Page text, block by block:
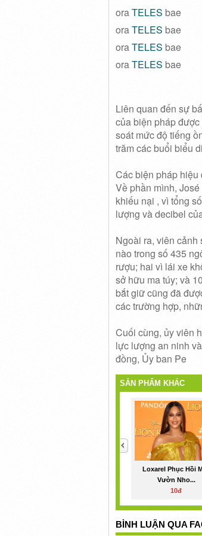
oraTELES bae
oraTELES bae
oraTELES bae
oraTELES bae
Liên quan đến sự
của biện pháp
soát mức độ tiếng
trăm các buổi biểu
Các biện pháp hiệu
Về phần mình,
khiếu nại , vì tổng
lượng và decibel
Ngoài ra, viên
nào trong số 435
rượu; hai vì lái xe
sở hữu ma túy; và
bắt giữ cũng đã
các trường hợp,
Cuối cùng, ủy viên
lực lượng an ninh
đồng, Ủy ban Pe
SẢN PHẨM KHÁC
Loxarel Phục Hồi
Vườn Nho...
10đ
BÌNH LUẬN QUA